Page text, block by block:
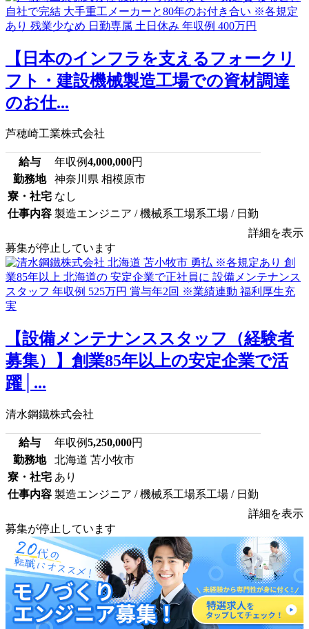
【日本のインフラを支えるフォークリ
フト・建設機械製造工場での資材調達
のお仕...
芦穂崎工業株式会社
給与 年収例4,000,000円
勤務地
神奈川県 相模原市
寮・社宅 なし
仕事内容 製造エンジニア / 機械系工場系工場 / 日勤
詳細を表示
募集が停止しています
【設備メンテナンススタッフ（経験者
募集）】創業85年以上の安定企業で活
躍│...
清水鋼鐵株式会社
給与 年収例5,250,000円
勤務地
北海道 苫小牧市
寮・社宅 あり
仕事内容 製造エンジニア / 機械系工場系工場 / 日勤
詳細を表示
募集が停止しています